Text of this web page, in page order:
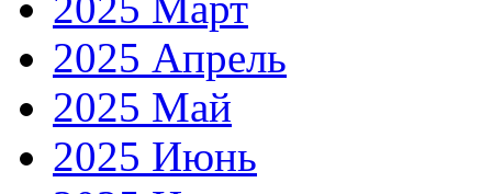
2025 Апрель
2025 Май
2025 Июнь